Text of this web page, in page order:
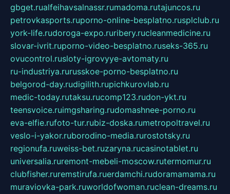
gbget.rualfeihavsalnassr.rumadoma.rutajuncos.ru
petrovkasports.ruporno-online-besplatno.rusplclub.ru
york-life.rudoroga-expo.ruribery.rucleanmedicine.ru
slovar-ivrit.ruporno-video-besplatno.ruseks-365.ru
ovucontrol.rusloty-igrovyye-avtomaty.ru
ru-industriya.rurusskoe-porno-besplatno.ru
belgorod-day.rudigilith.rupichkurovlab.ru
medic-today.rutaksu.rucomp123.rudon-ykt.ru
teensvoice.ruimgsharing.rudomashnee-porno.ru
eva-elfie.rufoto-tur.rubiz-doska.rumetropoltravel.ru
veslo-i-yakor.ruborodino-media.rurostotsky.ru
regionufa.ruweiss-bet.ruzaryna.rucasinotablet.ru
universalia.ruremont-mebeli-moscow.rutermomur.ru
clubfisher.ruremstirufa.ruerdamchi.rudoramamama.ru
muraviovka-park.ruworldofwoman.ruclean-dreams.ru